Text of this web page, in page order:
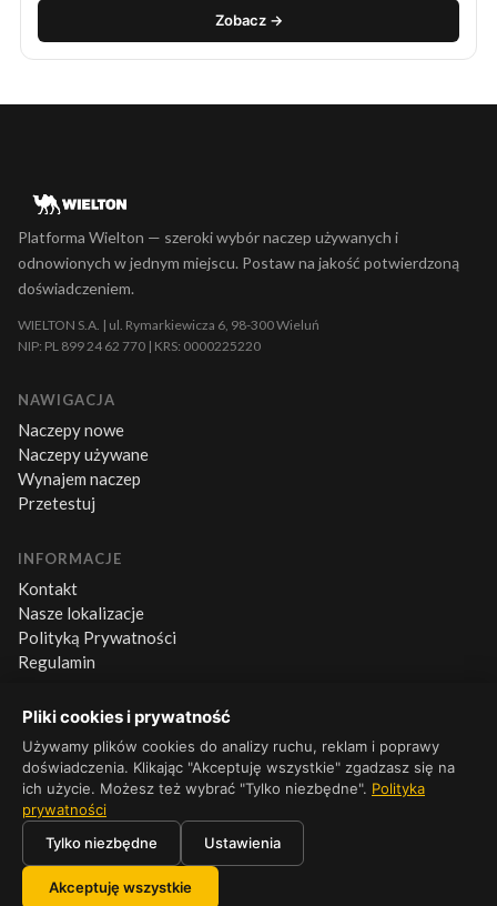
Zobacz →
Pliki cookies i prywatność
Używamy plików cookies do analizy ruchu, reklam i poprawy
doświadczenia. Klikając "Akceptuję wszystkie" zgadzasz się na
ich użycie. Możesz też wybrać "Tylko niezbędne". Polityka
prywatności
Tylko niezbędne
Ustawienia
Akceptuję wszystkie
Platforma Wielton — szeroki wybór naczep używanych i
odnowionych w jednym miejscu. Postaw na jakość potwierdzoną
doświadczeniem.
WIELTON S.A. | ul. Rymarkiewicza 6, 98-300 Wieluń
NIP: PL 899 24 62 770 | KRS: 0000225220
NAWIGACJA
Naczepy nowe
Naczepy używane
Wynajem naczep
Przetestuj
INFORMACJE
Kontakt
Nasze lokalizacje
Polityką Prywatności
Regulamin
KONTAKT
+48 660 500 600
Pn–Pt 8:00–16:00
© 2026 Platforma Wielton. Wszelkie prawa zastrzeżone.